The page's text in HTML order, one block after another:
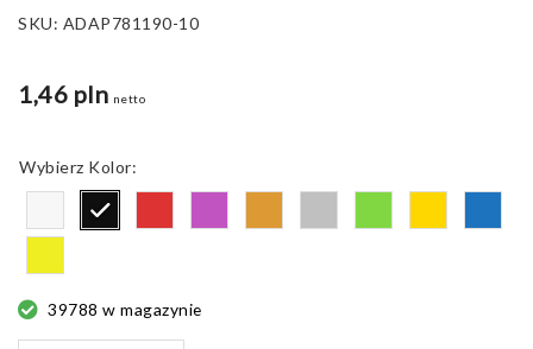
SKU: ADAP781190-10
1,46 pln netto
Kolor
39788 w magazynie